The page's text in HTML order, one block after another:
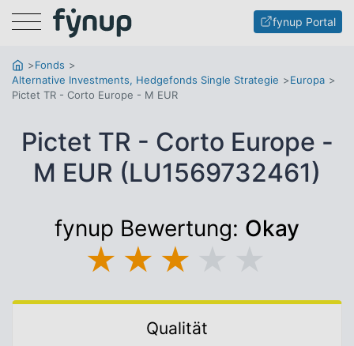
Menu fynup Portal
Fonds
Alternative Investments, Hedgefonds Single Strategie
Europa
Pictet TR - Corto Europe - M EUR
Pictet TR - Corto Europe -
M EUR (LU1569732461)
fynup Bewertung: Okay
★ ★ ★
Qualität